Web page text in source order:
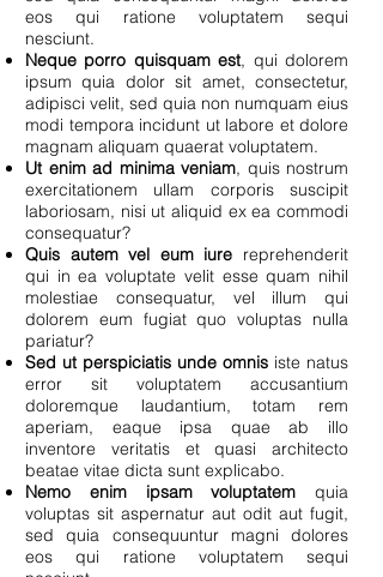
eos qui ratione voluptatem sequi
nesciunt.
Neque porro quisquam est, qui dolorem
ipsum quia dolor sit amet, consectetur,
adipisci velit, sed quia non numquam eius
modi tempora incidunt ut labore et dolore
magnam aliquam quaerat voluptatem.
Ut enim ad minima veniam, quis nostrum
exercitationem ullam corporis suscipit
laboriosam, nisi ut aliquid ex ea commodi
consequatur?
Quis autem vel eum iure reprehenderit
qui in ea voluptate velit esse quam nihil
molestiae consequatur, vel illum qui
dolorem eum fugiat quo voluptas nulla
pariatur?
Sed ut perspiciatis unde omnis iste natus
error sit voluptatem accusantium
doloremque laudantium, totam rem
aperiam, eaque ipsa quae ab illo
inventore veritatis et quasi architecto
beatae vitae dicta sunt explicabo.
Nemo enim ipsam voluptatem quia
voluptas sit aspernatur aut odit aut fugit,
sed quia consequuntur magni dolores
eos qui ratione voluptatem sequi